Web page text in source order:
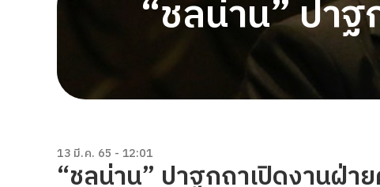
“ชลน่าน” ปา
13 มี.ค. 65 - 12:01
“ชลน่าน” ปาฐกถาเปิดงานฝ่